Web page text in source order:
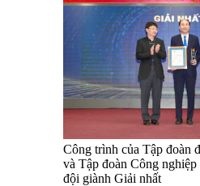
Công trình của Tập đoàn
và Tập đoàn Công
đội giành Giải nhất